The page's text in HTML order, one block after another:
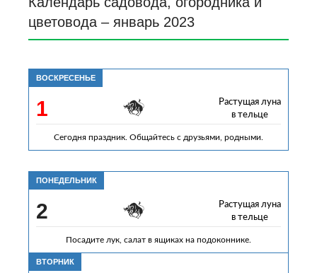
цветовода – январь 2023
ВОСКРЕСЕНЬЕ
1
Растущая луна
в тельце
Сегодня праздник. Общайтесь с друзьями, родными.
ПОНЕДЕЛЬНИК
2
Растущая луна
в тельце
Посадите лук, салат в ящиках на подоконнике.
ВТОРНИК